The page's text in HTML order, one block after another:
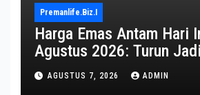
Premanlife.biz.i
Harga Emas Antam Hari
Agustus 2026: Turun Jadi
Rp2.650.000
AGUSTUS 7, 2026 ADMIN